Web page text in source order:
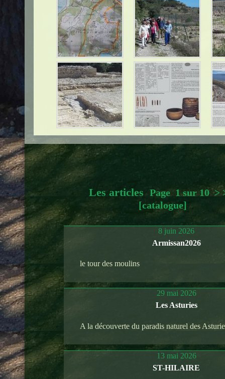
Les articles Page 1 sur 10>
[catalogue]
8 juin 2026
Armissan2026
le tour des moulins
29 mai 2026
Les Asturies
A la découverte du paradis naturel des
13 mai 2026
ST-HILAIRE